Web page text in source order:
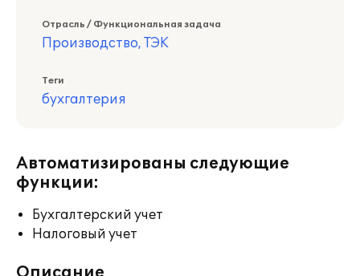
Отрасль / Функциональная задача
Производство, ТЭК
Теги
бухгалтерия
Автоматизированы следующие
функции:
Бухгалтерский учет
Налоговый учет